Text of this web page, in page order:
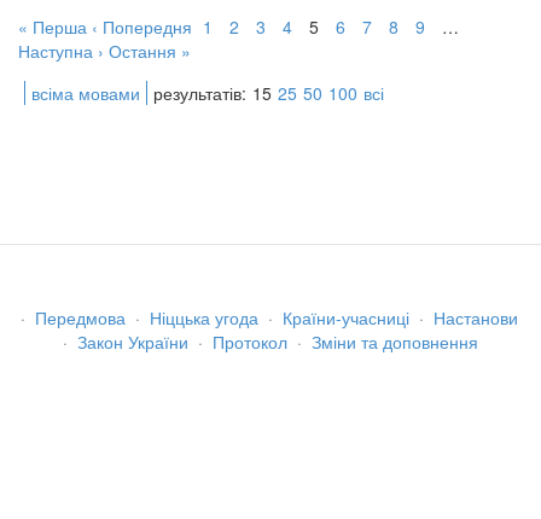
« Перша ‹ Попередня 1 2 3 4 5 6 7 8 9
…
Наступна › Остання »
всіма мовами
результатів: 15 25 50 100 всі
· Передмова · Ніццька угода · Країни-учасниці · Настанови
· Закон України · Протокол · Зміни та доповнення